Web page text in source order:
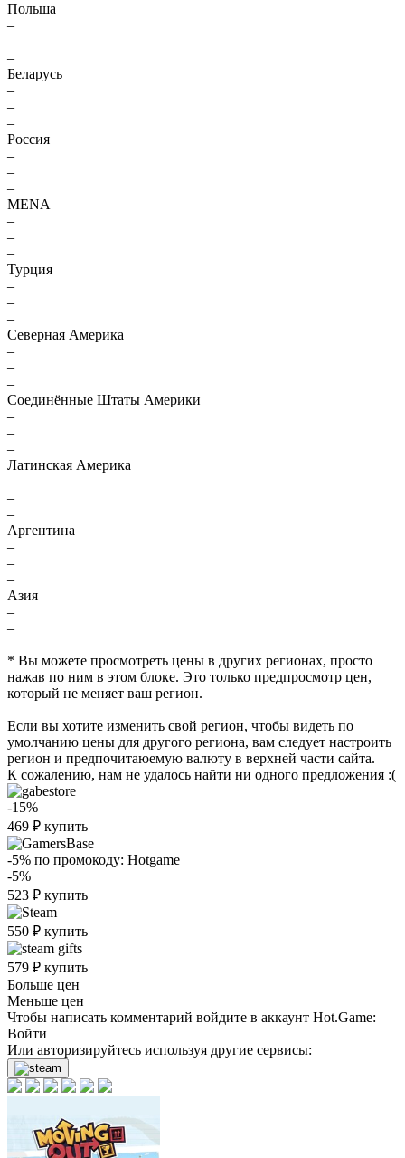
Польша
–
–
–
Беларусь
–
–
–
Россия
–
–
–
MENA
–
–
–
Турция
–
–
–
Северная Америка
–
–
–
Соединённые Штаты Америки
–
–
–
Латинская Америка
–
–
–
Аргентина
–
–
–
Азия
–
–
–
* Вы можете просмотреть цены в других регионах, просто
нажав по ним в этом блоке. Это только предпросмотр цен,
который не меняет ваш регион.
Если вы хотите изменить свой регион, чтобы видеть по
умолчанию цены для другого региона, вам следует настроить
регион и предпочитаюемую валюту в верхней части сайта.
К сожалению, нам не удалось найти ни одного предложения :(
-15%
469 ₽ купить
-5% по промокоду: Hotgame
-5%
523 ₽ купить
550 ₽ купить
579 ₽ купить
Больше цен
Меньше цен
Чтобы написать комментарий войдите в аккаунт Hot.Game:
Войти
Или авторизируйтесь используя другие сервисы: